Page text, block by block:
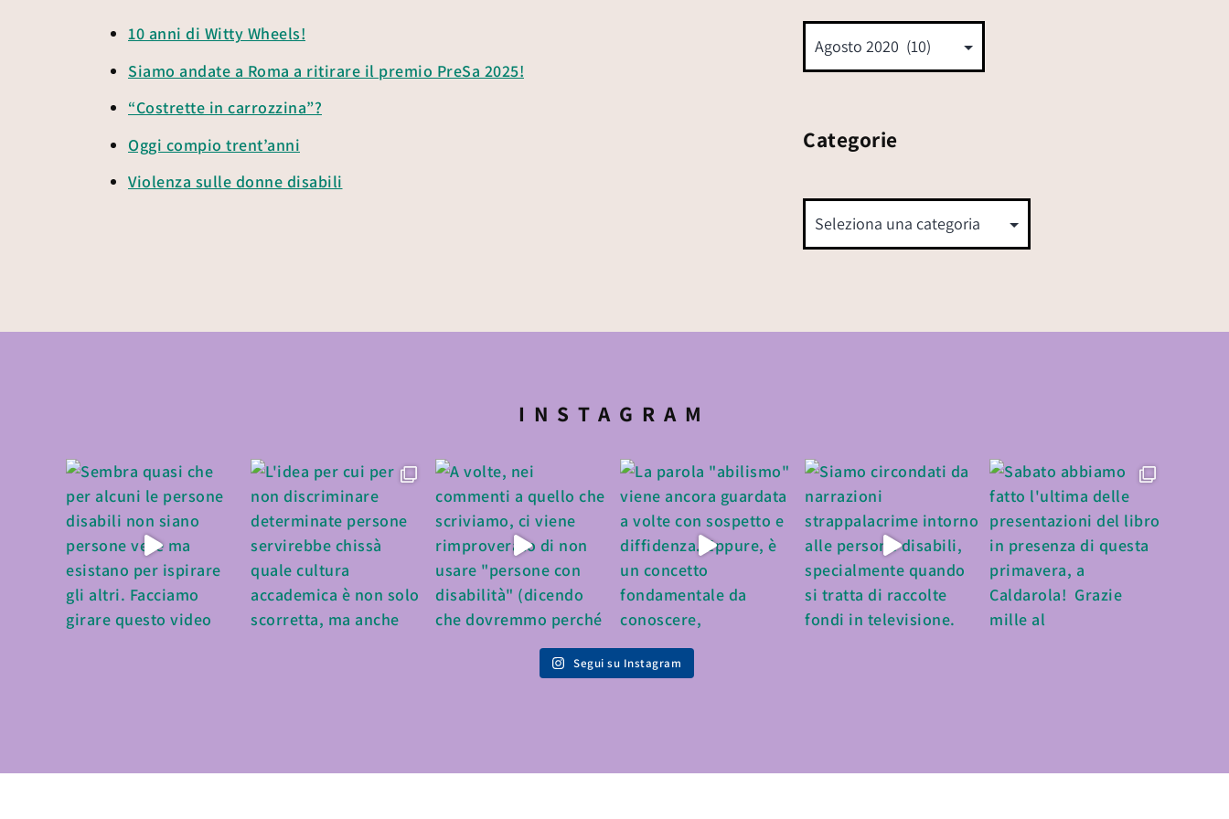
10 anni di Witty Wheels!
Siamo andate a Roma a ritirare il premio PreSa 2025!
“Costrette in carrozzina”?
Oggi compio trent’anni
Violenza sulle donne disabili
Categorie
INSTAGRAM
Segui su Instagram